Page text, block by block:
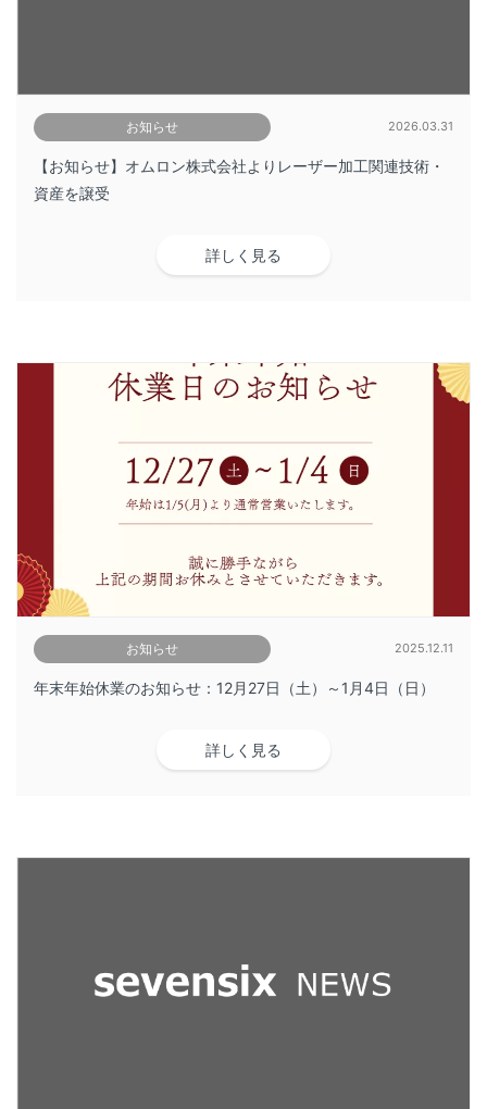
お知らせ 2026.03.31
【お知らせ】オムロン株式会社よりレーザー加工関連技術・
資産を譲受
詳しく見る
お知らせ 2025.12.11
年末年始休業のお知らせ：12月27日（土）～1月4日（日）
詳しく見る